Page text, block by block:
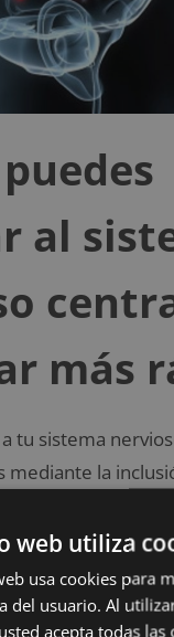
al
más
tu sistema
mediante la
velocidad
puedes hacer al
indoor.
web utiliza
usa cookies para
del usuario. Al
acepta todas las